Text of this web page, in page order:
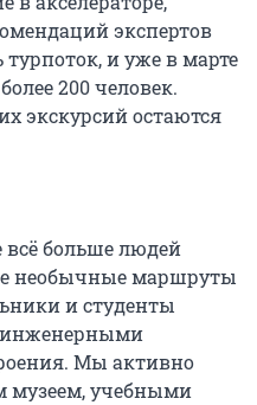
экспертов
и уже в марте
200 человек.
экскурсий остаются
всё больше людей
необычные маршруты
и студенты
инженерными
Мы активно
музеем, учебными